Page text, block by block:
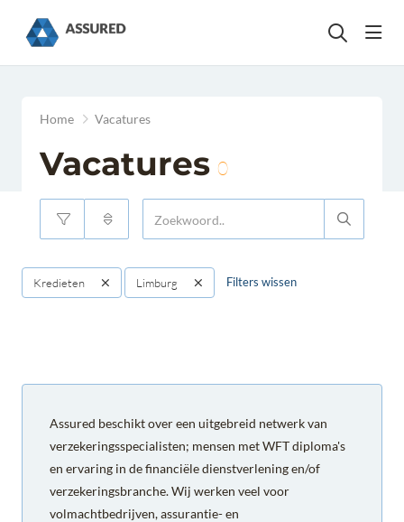
Home Vacatures
Vacatures 0
Kredieten Limburg Filters wissen
Assured beschikt over een uitgebreid netwerk van
verzekeringsspecialisten; mensen met WFT diploma's
en ervaring in de financiële dienstverlening en/of
verzekeringsbranche. Wij werken veel voor
volmachtbedrijven, assurantie- en